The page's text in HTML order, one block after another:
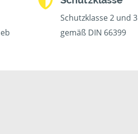
Schutzklasse 2 und 3
gemäß DIN 66399